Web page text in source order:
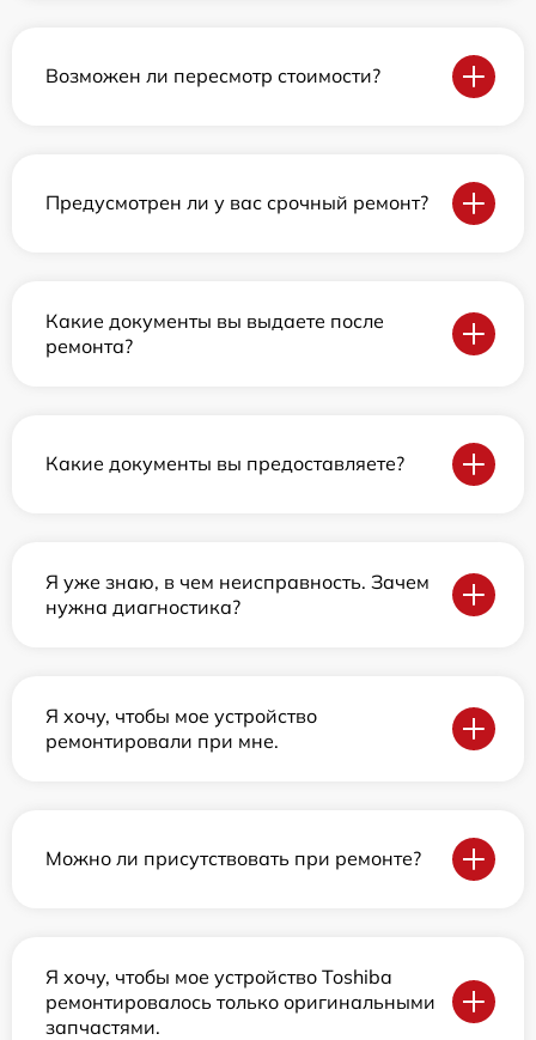
Возможен ли пересмотр стоимости?
Предусмотрен ли у вас срочный ремонт?
Какие документы вы выдаете после
ремонта?
Какие документы вы предоставляете?
Я уже знаю, в чем неисправность. Зачем
нужна диагностика?
Я хочу, чтобы мое устройство
ремонтировали при мне.
Можно ли присутствовать при ремонте?
Я хочу, чтобы мое устройство Toshiba
ремонтировалось только оригинальными
запчастями.